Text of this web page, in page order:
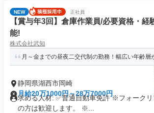
NEW 正社員
【賞与年3回】倉庫作業員/必要資格・経
能!
株式会社武知
月～金までの昼夜二交代制の勤務！幅広い年齢層
静岡県湖西市岡崎
月給20万1000円～28万7000円
求める人材: ✅普通自動車免許 ※フォーク
の方は歓迎します。 ※...